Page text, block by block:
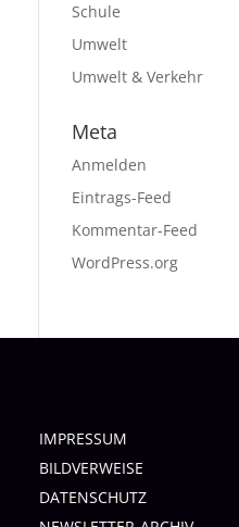
Schule
Umwelt
Umwelt & Verkehr
Meta
Anmelden
Eintrags-Feed
Kommentar-Feed
WordPress.org
IMPRESSUM
BILDVERWEISE
DATENSCHUTZ